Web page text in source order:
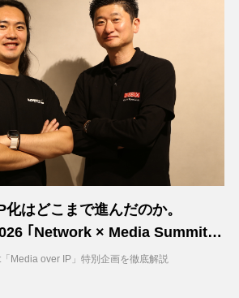
はどこまで進んだのか。
｢Network × Media Summit｣
場の変化
Media over IP」特別企画を徹底解説